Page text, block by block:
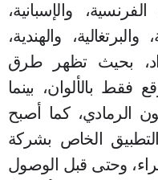
والإسبانية،
والبرتغالية، والهندية،
بحيث تظهر طرق
فقط بالألوان، بينما
الرمادي، كما أصبح
الخاص بشركة
وحتى قبل الوصول